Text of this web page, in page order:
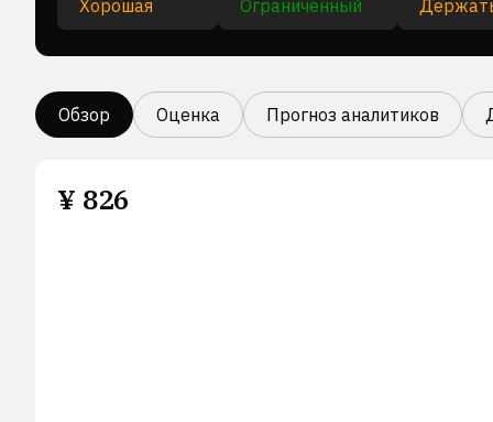
Хорошая
Ограниченный
Обзор Оценка Прогноз аналитиков
¥ 826